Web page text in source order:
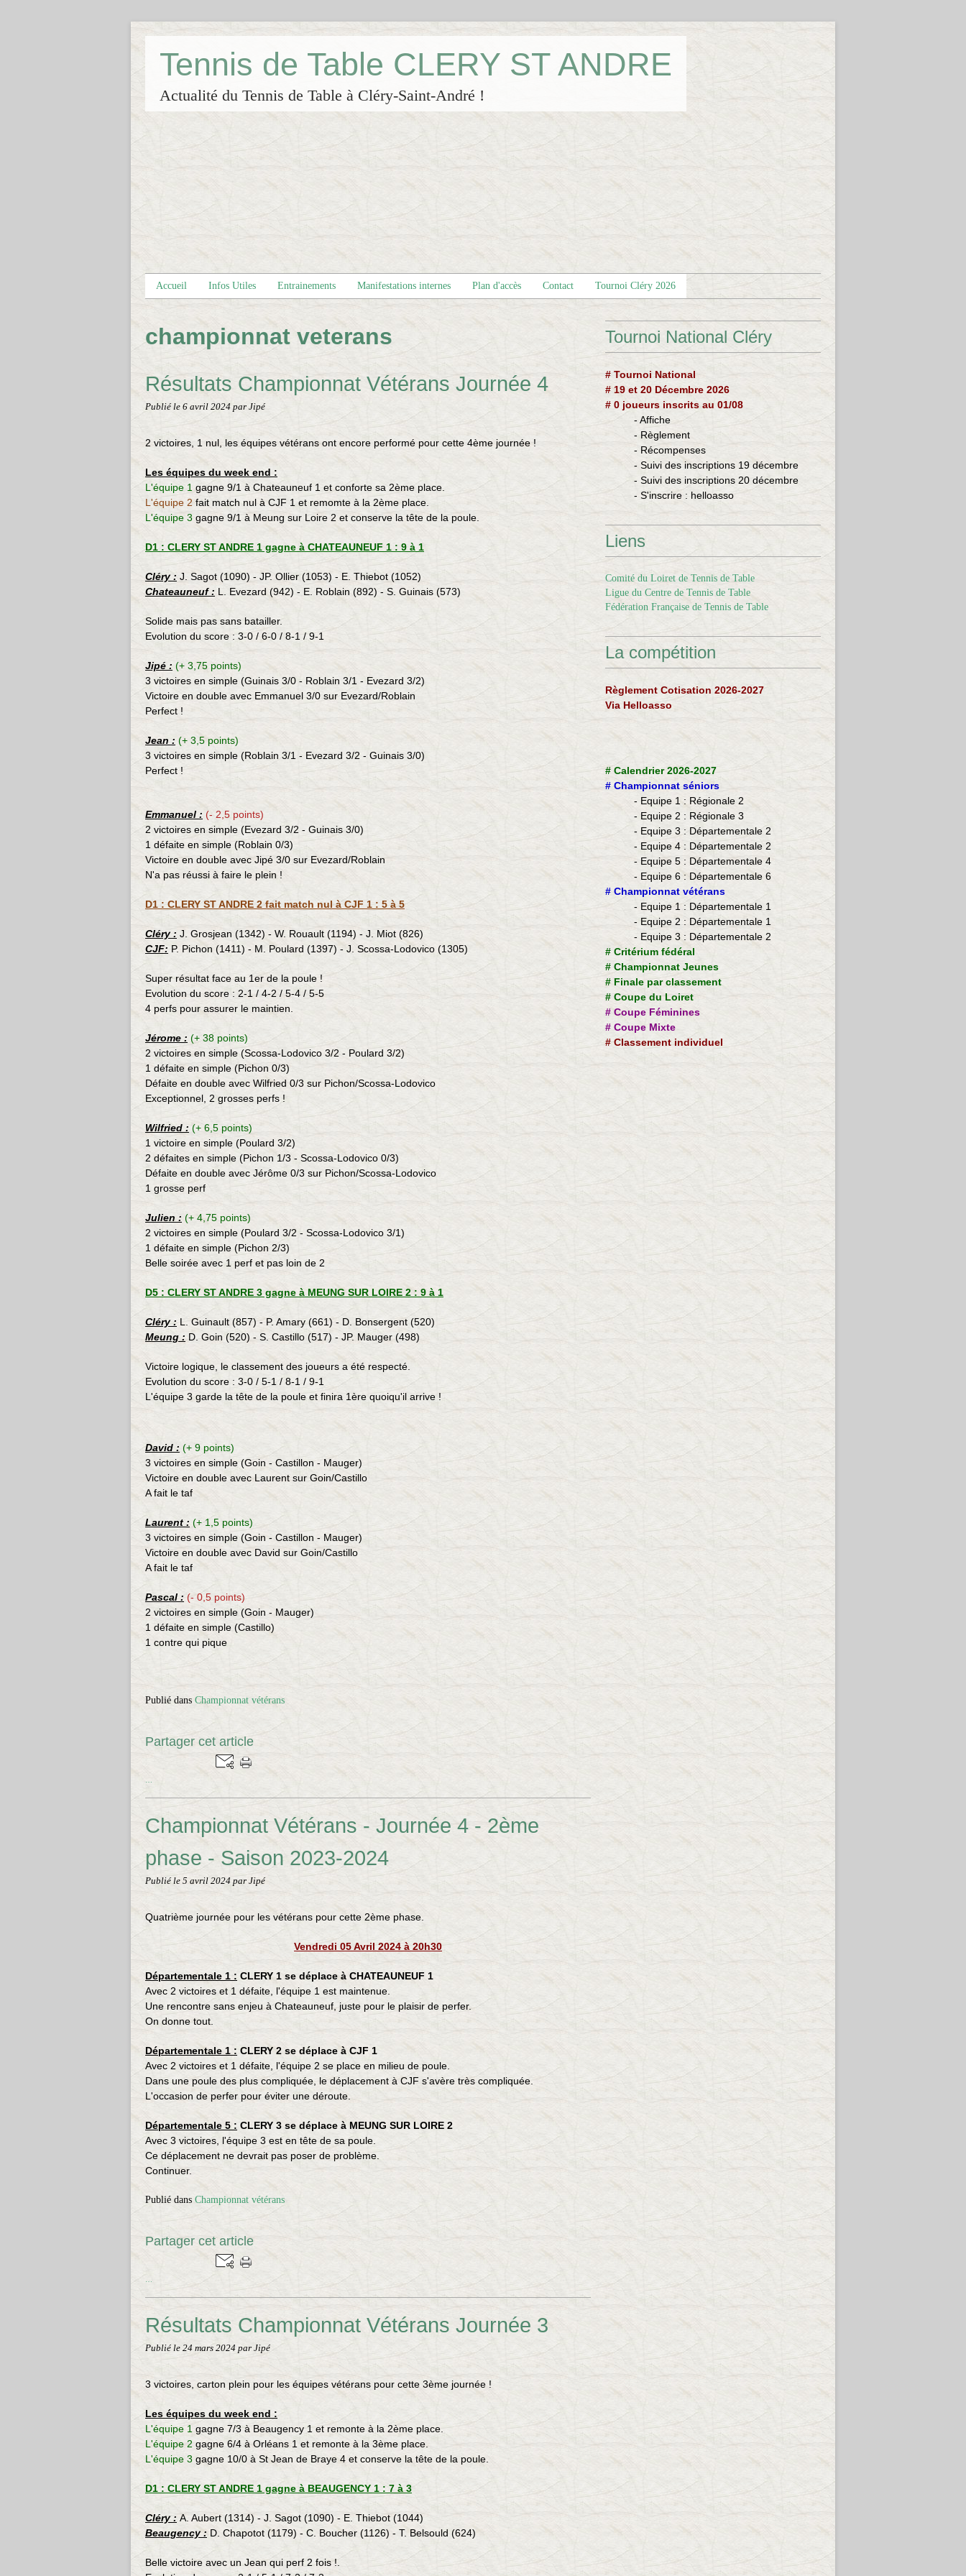
Tennis de Table CLERY ST ANDRE
Actualité du Tennis de Table à Cléry-Saint-André !
Accueil Infos Utiles Entrainements Manifestations internes Plan d'accès Contact Tournoi Cléry 2026
championnat veterans
Résultats Championnat Vétérans Journée 4
Publié le 6 avril 2024 par Jipé
2 victoires, 1 nul, les équipes vétérans ont encore performé pour cette 4ème journée !
Les équipes du week end :
L'équipe 1 gagne 9/1 à Chateauneuf 1 et conforte sa 2ème place.
L'équipe 2 fait match nul à CJF 1 et remomte à la 2ème place.
L'équipe 3 gagne 9/1 à Meung sur Loire 2 et conserve la tête de la poule.
D1 : CLERY ST ANDRE 1 gagne à CHATEAUNEUF 1 : 9 à 1
Cléry : J. Sagot (1090) - JP. Ollier (1053) - E. Thiebot (1052)
Chateauneuf : L. Evezard (942) - E. Roblain (892) - S. Guinais (573)
Solide mais pas sans batailler.
Evolution du score : 3-0 / 6-0 / 8-1 / 9-1
Jipé : (+ 3,75 points)
3 victoires en simple (Guinais 3/0 - Roblain 3/1 - Evezard 3/2)
Victoire en double avec Emmanuel 3/0 sur Evezard/Roblain
Perfect !
Jean : (+ 3,5 points)
3 victoires en simple (Roblain3/1 - Evezard 3/2 - Guinais 3/0)
Perfect !
Emmanuel : (- 2,5 points)
2 victoires en simple (Evezard 3/2 - Guinais 3/0)
1 défaite en simple (Roblain 0/3)
Victoire en double avec Jipé 3/0 sur Evezard/Roblain
N'a pas réussi à faire le plein !
D1 : CLERY ST ANDRE 2 fait match nul à CJF 1 : 5 à 5
Cléry : J. Grosjean (1342) - W. Rouault (1194) - J. Miot (826)
CJF: P. Pichon (1411) - M. Poulard (1397) - J. Scossa-Lodovico (1305)
Super résultat face au 1er de la poule !
Evolution du score : 2-1 / 4-2 / 5-4 / 5-5
4 perfs pour assurer le maintien.
Jérome : (+ 38 points)
2 victoires en simple (Scossa-Lodovico 3/2 - Poulard 3/2)
1 défaite en simple (Pichon 0/3)
Défaite en double avec Wilfried 0/3 sur Pichon/Scossa-Lodovico
Exceptionnel, 2 grosses perfs !
Wilfried : (+ 6,5 points)
1 victoire en simple (Poulard 3/2)
2 défaites en simple (Pichon 1/3 - Scossa-Lodovico 0/3)
Défaite en double avec Jérôme 0/3 sur Pichon/Scossa-Lodovico
1 grosse perf
Julien : (+ 4,75 points)
2 victoires en simple (Poulard 3/2 - Scossa-Lodovico 3/1)
1 défaite en simple (Pichon 2/3)
Belle soirée avec 1 perf et pas loin de 2
D5 : CLERY ST ANDRE 3 gagne à MEUNG SUR LOIRE 2 : 9 à 1
Cléry : L. Guinault (857) - P. Amary (661) - D. Bonsergent (520)
Meung : D. Goin (520) - S. Castillo (517) - JP. Mauger (498)
Victoire logique, le classement des joueurs a été respecté
Evolution du score : 3-0 / 5-1 / 8-1 / 9-1
L'équipe 3 garde la tête de la poule et finira 1ère quoiqu'il arrive !
David : (+ 9 points)
3 victoires en simple (Goin - Castillon - Mauger)
Victoire en double avec Laurent sur Goin/Castillo
A fait le taf
Laurent : (+ 1,5 points)
3 victoires en simple (Goin - Castillon - Mauger)
Victoire en double avec David sur Goin/Castillo
A fait le taf
Pascal : (- 0,5 points)
2 victoires en simple (Goin - Mauger)
1 défaite en simple (Castillo)
1 contre qui pique
Publié dans Championnat vétérans
Partager cet article
Championnat Vétérans - Journée 4 - 2ème
phase - Saison 2023-2024
Publié le 5 avril 2024 par Jipé
Quatrième journée pour les vétérans pour cette 2ème phase.
Vendredi 05 Avril 2024 à 20h30
Départementale 1 : CLERY 1 se déplace à CHATEAUNEUF 1
Avec 2 victoires et 1 défaite, l'équipe 1 est maintenue.
Une rencontre sans enjeu à Chateauneuf, juste pour le plaisir de perfer.
On donne tout.
Départementale 1 : CLERY 2 se déplace à CJF 1
Avec 2 victoires et 1 défaite, l'équipe 2 se place en milieu de poule.
Dans une poule des plus compliquée, le déplacement à CJF s'avère très compliquée.
L'occasion de perfer pour éviter une déroute.
Départementale 5 : CLERY 3 se déplace à MEUNG SUR LOIRE 2
Avec 3 victoires, l'équipe 3 est en tête de sa poule.
Ce déplacement ne devrait pas poser de problème.
Continuer.
Publié dans Championnat vétérans
Partager cet article
Résultats Championnat Vétérans Journée 3
Publié le 24 mars 2024 par Jipé
3 victoires, carton plein pour les équipes vétérans pour cette 3ème journée !
Les équipes du week end :
L'équipe 1 gagne 7/3 à Beaugency 1 et remonte à la 2ème place.
L'équipe 2 gagne 6/4 à Orléans 1 et remonte à la 3ème place.
L'équipe 3 gagne 10/0 à St Jean de Braye 4 et conserve la tête de la poule.
D1 : CLERY ST ANDRE 1 gagne à BEAUGENCY 1 : 7 à 3
Cléry : A. Aubert (1314) - J. Sagot (1090) - E. Thiebot (1044)
Beaugency : D. Chapotot (1179) - C. Boucher (1126) - T. Belsould (624)
Belle victoire avec un Jean qui perf 2 fois !.
Tournoi National Cléry
# Tournoi National
# 19 et 20 Décembre 2026
# 0 joueurs inscrits au 01/08
- Affiche
- Règlement
- Récompenses
- Suivi des inscriptions 19 décembre
- Suivi des inscriptions 20 décembre
- S'inscrire : helloasso
Liens
Comité du Loiret de Tennis de Table
Ligue du Centre de Tennis de Table
Fédération Française de Tennis de Table
La compétition
Règlement Cotisation 2026-2027
Via Helloasso
# Calendrier 2026-2027
# Championnat séniors
- Equipe 1 : Régionale 2
- Equipe 2 : Régionale 3
- Equipe 3 : Départementale 2
- Equipe 4 : Départementale 2
- Equipe 5 : Départementale 4
- Equipe 6 : Départementale 6
​# Championnat vétérans
- ​Equipe 1 : Départementale 1
- Equipe 2 : Départementale 1
- Equipe 3 : Départementale 2
# Critérium fédéral
# Championnat Jeunes
# Finale par classement
# Coupe du Loiret
# Coupe Féminines
# Coupe Mixte
#Classement individuel